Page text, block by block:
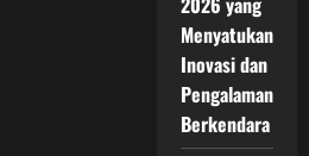
Menyatukan
Inovasi dan
Pengalaman
Berkendara